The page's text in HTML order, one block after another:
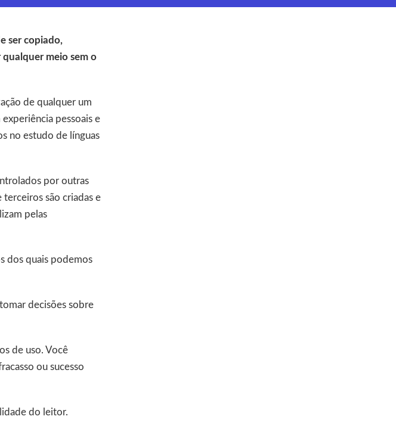
ser copiado,
meio sem o
de qualquer um
pessoais e
no estudo de línguas
por outras
terceiros são criadas e
pelas
dos quais podemos
decisões sobre
de uso. Você
ou sucesso
do leitor.